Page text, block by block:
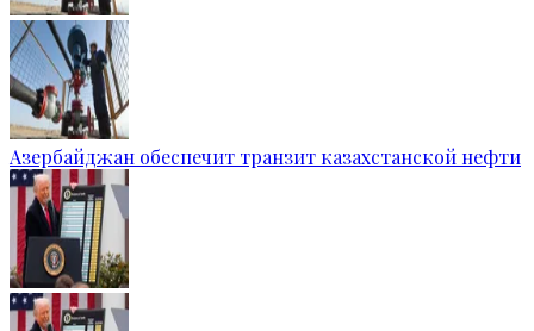
Азербайджан обеспечит транзит казахстанской нефти